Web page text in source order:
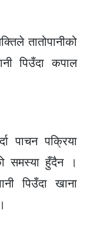
तातोपानीको
पिउँदा कपाल
पाचन पक्रिया
समस्या हुँदैन ।
पिउँदा खाना